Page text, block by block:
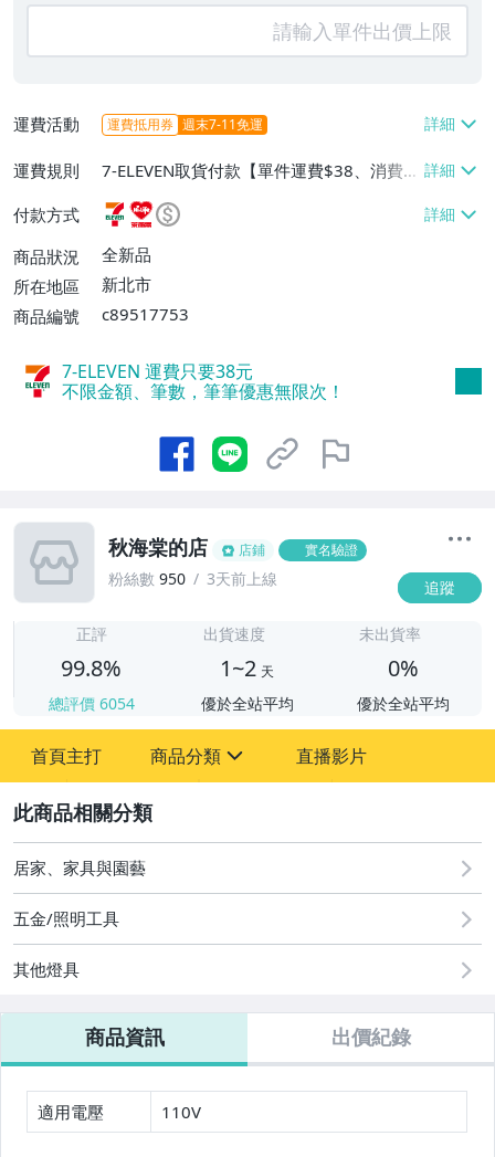
運費活動 運費抵用券 週末7-11免運
運費規則
7-ELEVEN取貨付款【單件運費$38、消費滿
$2000免運費】、萊爾富取貨付款【單件運
費$60、消費滿$2000免運費】、面交/自
取/不寄送【免運費】、郵局掛號【單件運
費$80、消費滿$2000免運費】
付款方式
商品狀況
全新品
所在地區
新北市
商品編號
c89517753
7-ELEVEN 運費只要38元
不限金額、筆數，筆筆優惠無限次！
秋海棠的店 店鋪 實名驗證
粉絲數 950 3天前上線 追蹤
正評
99.8%
總評價 6054
出貨速度
1~2 天
優於全站平均
未出貨率
0%
優於全站平均
首頁主打 商品分類
其它
直播影片
居家、家具與園藝
五金/照明工具
其他燈具
商品資訊 出價紀錄
適用電壓 110V